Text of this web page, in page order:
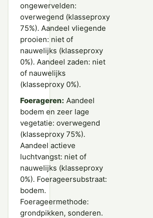
ongewervelden:
overwegend (klasseproxy
75%). Aandeel vliegende
prooien: niet of
nauwelijks (klasseproxy
0%). Aandeel zaden: niet
of nauwelijks
(klasseproxy 0%).
Foerageren: Aandeel
bodem en zeer lage
vegetatie: overwegend
(klasseproxy 75%).
Aandeel actieve
luchtvangst: niet of
nauwelijks (klasseproxy
0%). Foerageersubstraat:
bodem.
Foerageermethode:
grondpikken, sonderen.